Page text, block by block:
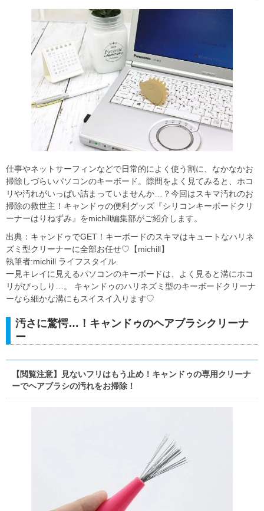
仕事やネットサーフィンなどで日常的によく使う割に、なかなかお
掃除しづらいパソコンのキーボード。隙間をよく見てみると、ホコ
リや汚れがいっぱい詰まっていませんか…？今回はスキマ汚れのお
掃除の救世主！キャンドゥの便利グッズ『シリコンキーボードクリ
ーナーはりねずみ』をmichill編集部がご紹介します。
出典：キャンドゥでGET！キーボードのスキマはキュートなハリネ
ズミ型クリーナーに全部お任せ♡【michill】
執筆者:michill ライフスタイル
一見キレイに見えるパソコンのキーボードは、よく見ると溝にホコ
リがびっしり…。 キャンドゥのハリネズミ型のキーボードクリーナ
ーなら細かな溝にもスイスイ入ります♡
汚さに驚愕…！キャンドゥのヘアブラシクリーナ
ー
【閲覧注意】見ないフリはもう止め！キャンドゥの専用クリーナ
ーでヘアブラシの汚れをお掃除！